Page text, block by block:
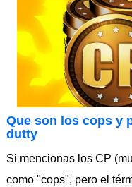
⁠Que son los cops y
dutty
Si mencionas los CP
como "cops", pero el